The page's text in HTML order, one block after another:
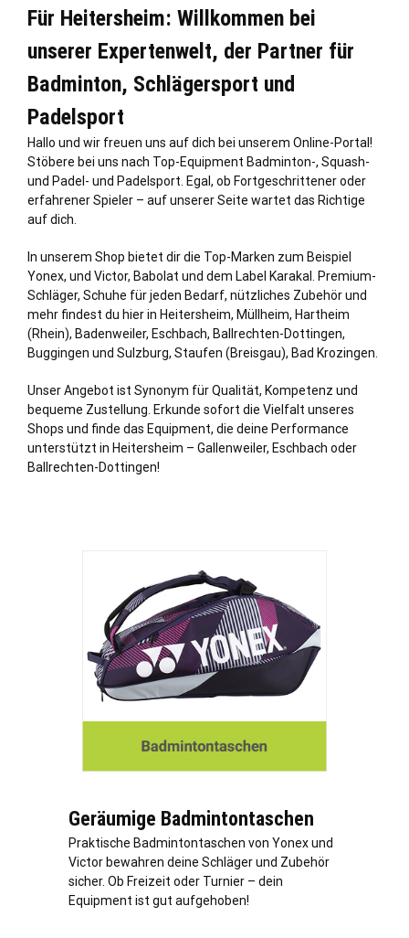
Für Heitersheim: Willkommen bei
unserer Expertenwelt, der Partner für
Badminton, Schlägersport und
Padelsport
Hallo und wir freuen uns auf dich bei unserem Online-Portal!
Stöbere bei uns nach Top-Equipment Badminton-, Squash-
und Padel- und Padelsport. Egal, ob Fortgeschrittener oder
erfahrener Spieler – auf unserer Seite wartet das Richtige
auf dich.
In unserem Shop bietet dir die Top-Marken zum Beispiel
Yonex, und Victor, Babolat und dem Label Karakal. Premium-
Schläger, Schuhe für jeden Bedarf, nützliches Zubehör und
mehr findest du hier in Heitersheim, Müllheim, Hartheim
(Rhein), Badenweiler, Eschbach, Ballrechten-Dottingen,
Buggingen und Sulzburg, Staufen (Breisgau), Bad Krozingen
Unser Angebot ist Synonym für Qualität, Kompetenz und
bequeme Zustellung. Erkunde sofort die Vielfalt unseres
Shops und finde das Equipment, die deine Performance
unterstützt in Heitersheim – Gallenweiler, Eschbach oder
Ballrechten-Dottingen!
Geräumige Badmintontaschen
Praktische Badmintontaschen von Yonex und
Victor bewahren deine Schläger und Zubehör
sicher. Ob Freizeit oder Turnier – dein
Equipment ist gut aufgehoben!